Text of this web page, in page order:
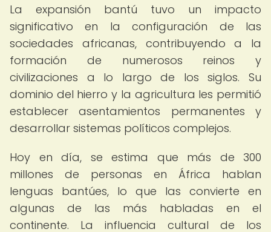
La expansión bantú tuvo un impacto
significativo en la configuración de las
sociedades africanas, contribuyendo a la
formación de numerosos reinos y
civilizaciones a lo largo de los siglos. Su
dominio del hierro y la agricultura les permitió
establecer asentamientos permanentes y
desarrollar sistemas políticos complejos.
Hoy en día, se estima que más de 300
millones de personas en África hablan
lenguas bantúes, lo que las convierte en
algunas de las más habladas en el
continente. La influencia cultural de los